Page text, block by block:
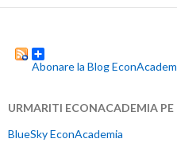
b
o
o
er ri
n
y
e
Abonare la Blog
URMARITI ECONACADEMIA PE
BlueSky EconAcademia